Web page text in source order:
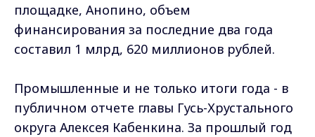
площадке, Анопино, объем
финансирования за последние два года
составил 1 млрд, 620 миллионов рублей.
Промышленные и не только итоги года - в
публичном отчете главы Гусь-Хрустального
округа Алексея Кабенкина. За прошлый год